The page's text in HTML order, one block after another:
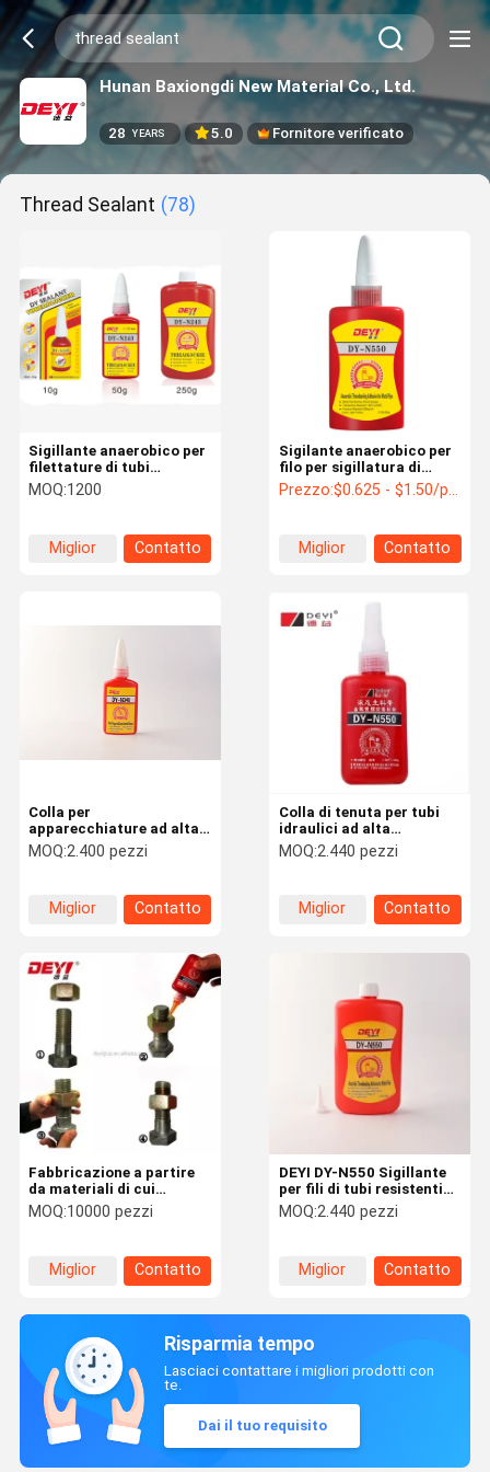
Hunan Baxiongdi New Material Co., Ltd.
28 YEARS 5.0 Fornitore verificato
Thread Sealant (78)
Sigillante anaerobico per
filettature di tubi
antifuga, colla
frenafiletti
MOQ:1200
Miglior
Contatto
Sigilante anaerobico per
filo per sigillatura di
pianta di flange
Prezzo:$0.625 - $1.50/pieces
Miglior
Contatto
Colla per
apparecchiature ad alta
resistenza
MOQ:2.400 pezzi
Miglior
Contatto
Colla di tenuta per tubi
idraulici ad alta
pressione per fili per
accessori idraulici
MOQ:2.440 pezzi
Miglior
Contatto
Fabbricazione a partire
da materiali di cui
all'allegato II, parte B, del
regolamento (CE) n.
MOQ:10000 pezzi
Miglior
Contatto
DEYI DY-N550 Sigillante
per fili di tubi resistenti
alle alte temperature e
all'olio Produttore di
guarnizioni anaerobiche
MOQ:2.440 pezzi
Miglior
Contatto
Risparmia tempo
Lasciaci contattare i migliori prodotti con
te.
Dai il tuo requisito